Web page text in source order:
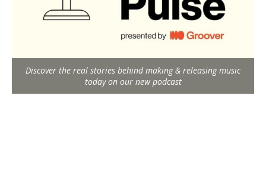
Discover the real stories behind making & releasing music
today on our new podcast